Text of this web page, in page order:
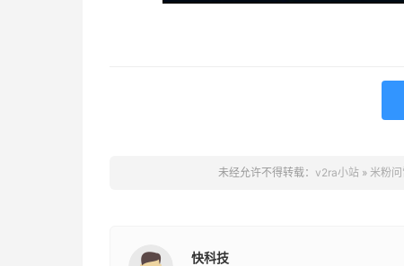
未经允许不得转载： v2ra小站 » 米粉
快科技